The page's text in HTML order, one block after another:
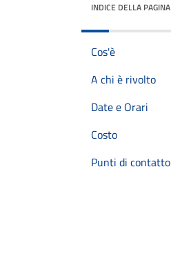
INDICE DELLA PAGINA
Cos'è
A chi è rivolto
Date e Orari
Costo
Punti di contatto